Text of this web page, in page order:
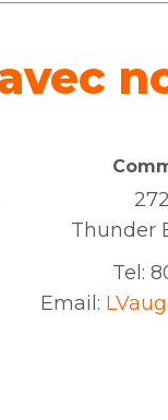
Thunder
Tel:
Email: